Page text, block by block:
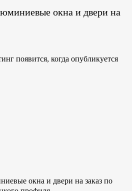
окна и двери на
появится, когда опубликуется
окна и двери на заказ по